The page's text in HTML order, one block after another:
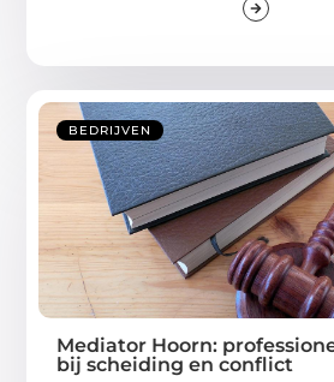
BEDRIJVEN
Mediator Hoorn:
bij scheiding en conflict